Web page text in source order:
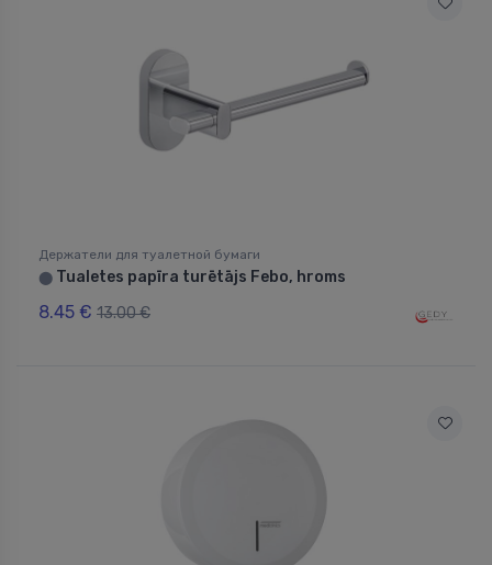
Держатели для туалетной бумаги
⬤ Tualetes papīra turētājs Febo, hroms
8.45 € 13.00 €